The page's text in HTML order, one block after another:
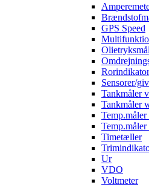
GPS Speed
Rorindikator
Sensorer/
Tankmåler
Tankmåler
Temp.måler
Timetæller
Ur
VDO
Voltmeter